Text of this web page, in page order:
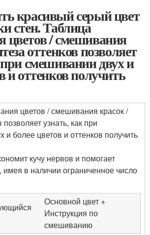
красивый серый цвет
стен. Таблица
цветов / смешивания
оттенков позволяет
смешивании двух и
и оттенков получить
цветов / смешивания красок /
позволяет узнать, как при
более цветов и оттенков получить
кучу нервов и помогает
имея в наличии ограниченное число
Основной цвет +
Инструкция по
смешиванию